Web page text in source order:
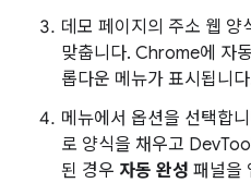
데모 페이지의 주소 웹 양
맞춥니다. Chrome에 자
롭다운 메뉴가 표시됩니
메뉴에서 옵션을 선택합
로 양식을 채우고
된 경우 자동 완성 패널을